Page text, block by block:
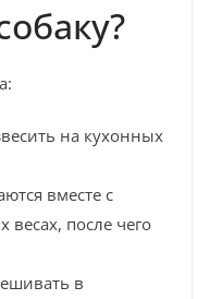
на кухонных
вместе с
после чего
в